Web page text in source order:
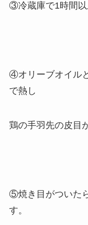
③冷蔵庫で1時間以
④オリーブオイル
で熱し
鶏の手羽先の皮目
⑤焼き目がついた
す。